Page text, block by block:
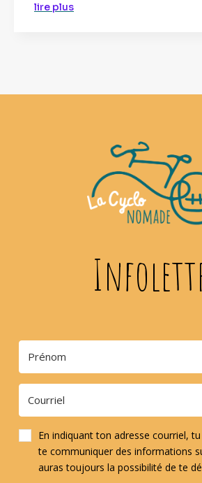
lire plus
En indiquant ton adresse courriel,
te communiquer des informations
auras toujours la possibilité de te